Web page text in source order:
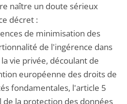
naître un doute sérieux
décret :
de minimisation des
de l'ingérence dans
vie privée, découlant de
européenne des droits de
fondamentales, l'article 5
la protection des données